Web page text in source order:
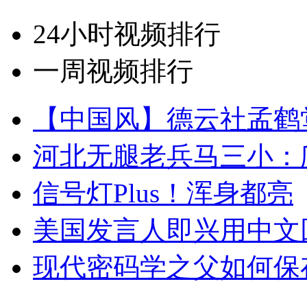
24小时视频排行
一周视频排行
【中国风】德云社孟
河北无腿老兵马三小
信号灯Plus！浑身都亮
美国发言人即兴用中
现代密码学之父如何